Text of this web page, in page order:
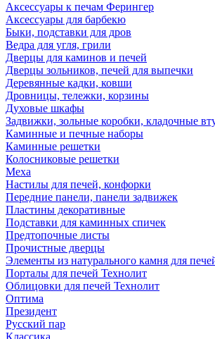
Аксессуары к печам Ферингер
Аксессуары для барбекю
Быки, подставки для дров
Ведра для угля, грили
Дверцы для каминов и печей
Дверцы зольников, печей для выпечки
Деревянные кадки, ковши
Дровницы, тележки, корзины
Духовые шкафы
Задвижки, зольные коробки, кладочные
Каминные и печные наборы
Каминные решетки
Колосниковые решетки
Меха
Настилы для печей, конфорки
Передние панели, панели задвижек
Пластины декоративные
Подставки для каминных спичек
Предтопочные листы
Прочистные дверцы
Элементы из натурального камня для
Порталы для печей Технолит
Облицовки для печей Технолит
Оптима
Президент
Русский пар
Классика